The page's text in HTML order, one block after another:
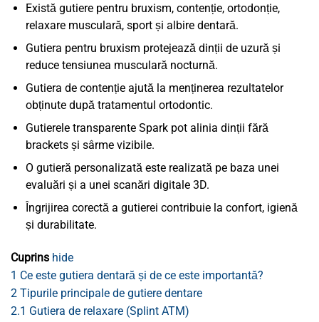
Există gutiere pentru bruxism, contenție, ortodonție,
relaxare musculară, sport și albire dentară.
Gutiera pentru bruxism protejează dinții de uzură și
reduce tensiunea musculară nocturnă.
Gutiera de contenție ajută la menținerea rezultatelor
obținute după tratamentul ortodontic.
Gutierele transparente Spark pot alinia dinții fără
brackets și sârme vizibile.
O gutieră personalizată este realizată pe baza unei
evaluări și a unei scanări digitale 3D.
Îngrijirea corectă a gutierei contribuie la confort, igienă
și durabilitate.
Cuprins hide
1 Ce este gutiera dentară și de ce este importantă?
2 Tipurile principale de gutiere dentare
2.1 Gutiera de relaxare (Splint ATM)